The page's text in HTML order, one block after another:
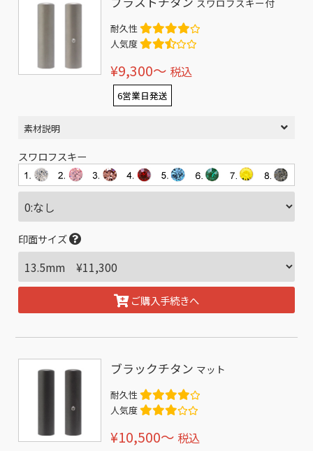
耐久性
人気度
¥9,300〜 税込
6営業日発送
素材説明
スワロフスキー
印面サイズ
ご購入手続きへ
ブラックチタン マット
耐久性
人気度
¥10,500〜 税込